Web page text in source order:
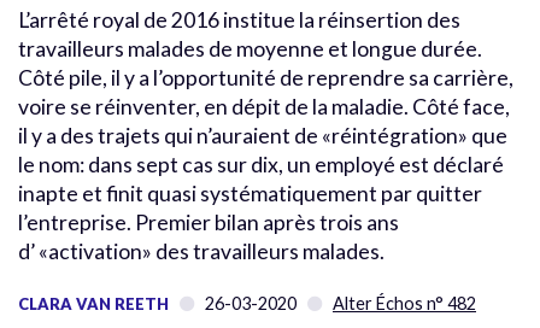
L’arrêté royal de 2016 institue la réinsertion des
travailleurs malades de moyenne et longue durée.
Côté pile, il y a l’opportunité de reprendre sa carrière,
voire se réinventer, en dépit de la maladie. Côté face,
il y a des trajets qui n’auraient de «réintégration» que
le nom: dans sept cas sur dix, un employé est déclaré
inapte et finit quasi systématiquement par quitter
l’entreprise. Premier bilan après trois ans
d’ «activation» des travailleurs malades.
CLARA VAN REETH 26-03-2020 Alter Échos n° 482